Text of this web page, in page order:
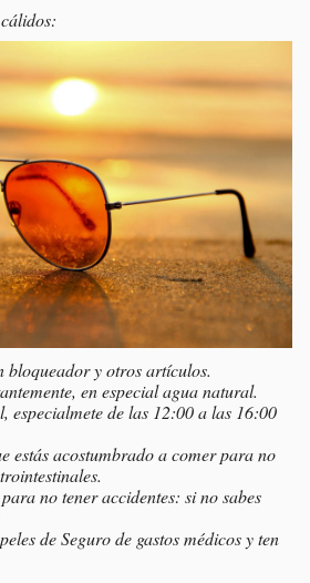
bloqueador y otros artículos.
en especial agua natural.
especialmete de las 12:00 a las 16:00
estás acostumbrado a comer para no
no tener accidentes: si no sabes
de Seguro de gastos médicos y ten